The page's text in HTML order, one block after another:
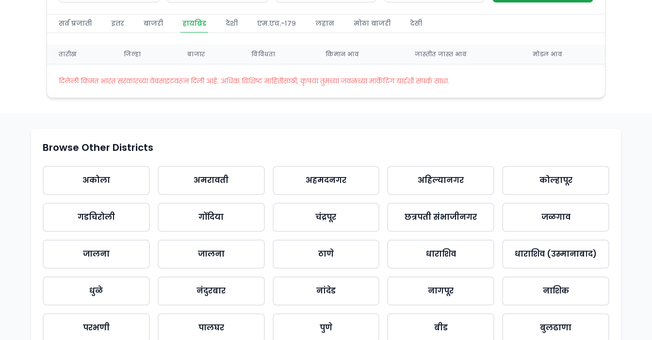
सर्व प्रजाती इतर बाजरी हायब्रिड देशी एम.एच.-१७९ लहान मोठा बाजरी देसी
तारीख जिल्हा बाजार विविधता किमान भाव जास्तीत जास्त भाव मोडल भाव
दिलेली किंमत भारत सरकारच्या वेबसाइटवरून दिली आहे. अधिक विशिष्ट माहितीसाठी, कृपया तुमच्या जवळच्या मार्केटिंग यार्डशी संपर्क साधा.
Browse Other Districts
अकोला अमरावती अहमदनगर अहिल्यानगर कोल्हापूर
गडचिरोली गोंदिया चंद्रपूर छत्रपती संभाजीनगर जळगाव
जालना जालना ठाणे धाराशिव धाराशिव (उस्मानाबाद)
धुळे नंदुरबार नांदेड नागपूर नाशिक
परभणी पालघर पुणे बीड बुलढाणा